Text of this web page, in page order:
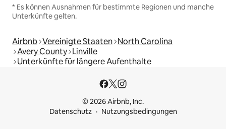
* Es können Ausnahmen für bestimmte Regionen und manche
Unterkünfte gelten.
Airbnb Vereinigte Staaten North Carolina
Avery County Linville
Unterkünfte für längere Aufenthalte
© 2026 Airbnb, Inc.
Datenschutz
Nutzungsbedingungen